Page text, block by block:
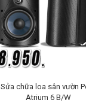
Sửa chữa loa sân vườn
Atrium 6 B/W